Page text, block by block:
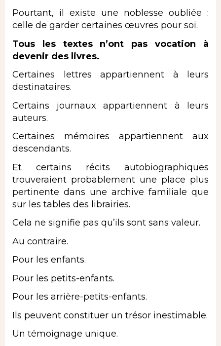
Pourtant, il existe une noblesse oubliée :
celle de garder certaines œuvres pour soi.
Tous les textes n’ont pas vocation à
devenir des livres.
Certaines
lettres appartiennent à leurs
destinataires.
Certains journaux appartiennent à leurs
auteurs.
Certaines mémoires appartiennent aux
descendants.
Et certains récits autobiographiques
trouveraient probablement une place plus
pertinente dans une archive familiale que
sur les tables des librairies.
Cela ne signifie pas qu’ils sont sans valeur.
Au contraire.
Pour les enfants.
Pour les petits-enfants.
Pour les arrière-petits-enfants.
Ils peuvent constituer un trésor inestimable.
Un témoignage unique.